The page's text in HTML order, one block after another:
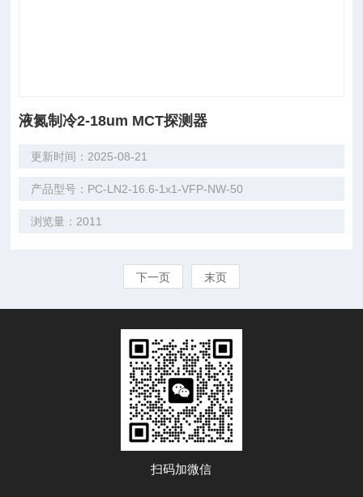
液氮制冷2-18um MCT探测器
更新时间：2025-08-21
产品型号：PC-LN2-16.6-1x1-VFP-NW-50
浏览量：2011
下一页 末页
扫码加微信